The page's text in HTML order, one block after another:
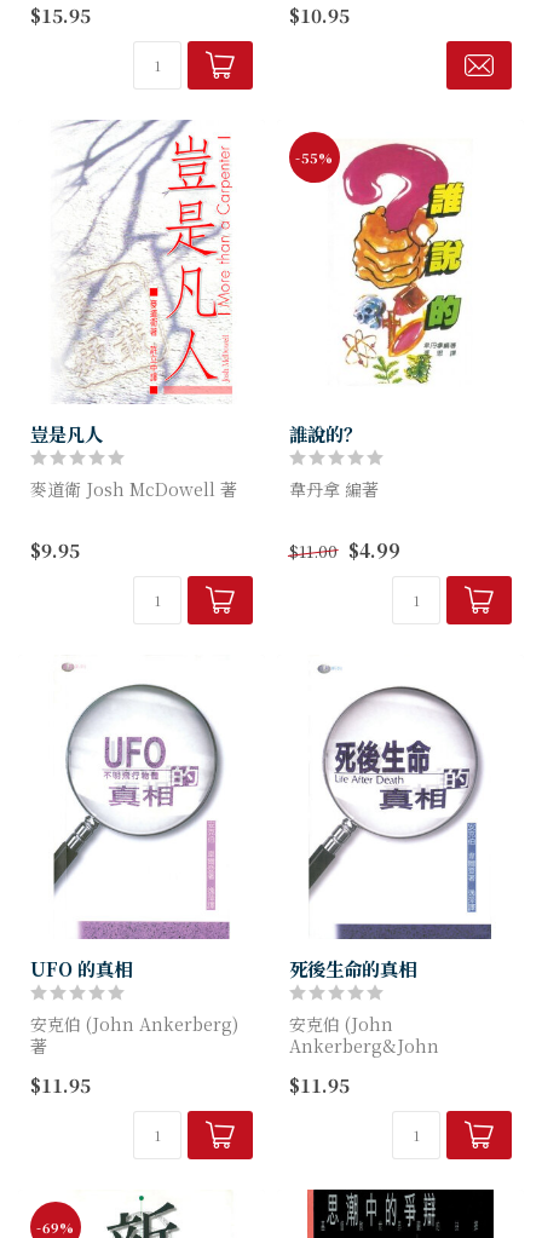
題，作者在書中從哲學、神學
及中國文化幾方面探討這個問
題簡單扼要，每章之後均列出
主論重點，使為受哲學訓練的
$15.95
．進化論是不是合乎科學？
．進化論對現代社會有多大影
響？ ．科學證據到底是支持
$10.95
豈是凡人
麥道衛 Josh McDowell 著
人說過，如果他不是神，他便
是最大的騙子或瘋子，因為他
雖生於一個人數不多的民族，
$9.95
-55%
誰說的？
韋丹拿 編著
據，顯明基督教信仰的真確
性，並邀請讀者親自思考這些
證據，從中作出選擇。
$11.00 $4.99
UFO 的真相
安克伯 (John Ankerberg)
著
目擊UFO和接觸UFO事件有
多常發生？聖經怎樣講及
UFO？UFO有危險嗎？上帝
有沒有在其他星球上創造生
$11.95
死後生命的真相
安克伯 (John
Ankerberg&John
甚麼瀕死經歷常常近似祕術世
界的入門儀式？ 輪回有證據
嗎？本書揭露異端和祕術死亡
$11.95
-69%